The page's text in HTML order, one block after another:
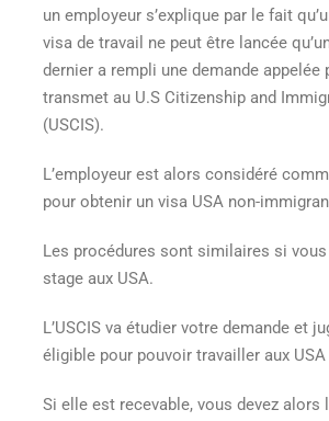
un employeur s’explique par le fait
visa de travail ne peut être lancée
dernier a rempli une demande
transmet au U.S Citizenship and
(USCIS).
L’employeur est alors considéré
pour obtenir un visa USA non-
Les procédures sont similaires si
stage aux USA.
L’USCIS va étudier votre demande et
éligible pour pouvoir travailler aux
Si elle est recevable, vous devez alors